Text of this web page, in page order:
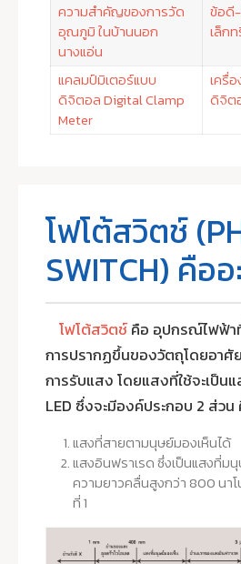
ความสำคัญของการวัด
อุณภูมิ ในบ้านนอก
นางแอ่น
ข้อดี-
เล็ก
แคลมป์มิเตอร์แบบ
ดิจิตอล Digital Clamp
Meter
เครื่
ดิจิต
โฟโต้สวิตช์
SWITCH) คืออ
โฟโต้สวิตช์คือ อุปกรณ์ไฟฟ้า
การปรากฏขึ้นของวัตถุโดยอาศั
การรับแสง โดยแสงที่ใช้จะเป็น
LED ซึ่งจะมีองค์ประกอบ 2 ส่วน
แสงที่สายตามนุษย์มองเห็นได้
แสงอินฟราเรด ซึ่งเป็นแสงที่มนุ
ความยาวคลื่นสูงกว่า 800 นา
ที่ 1